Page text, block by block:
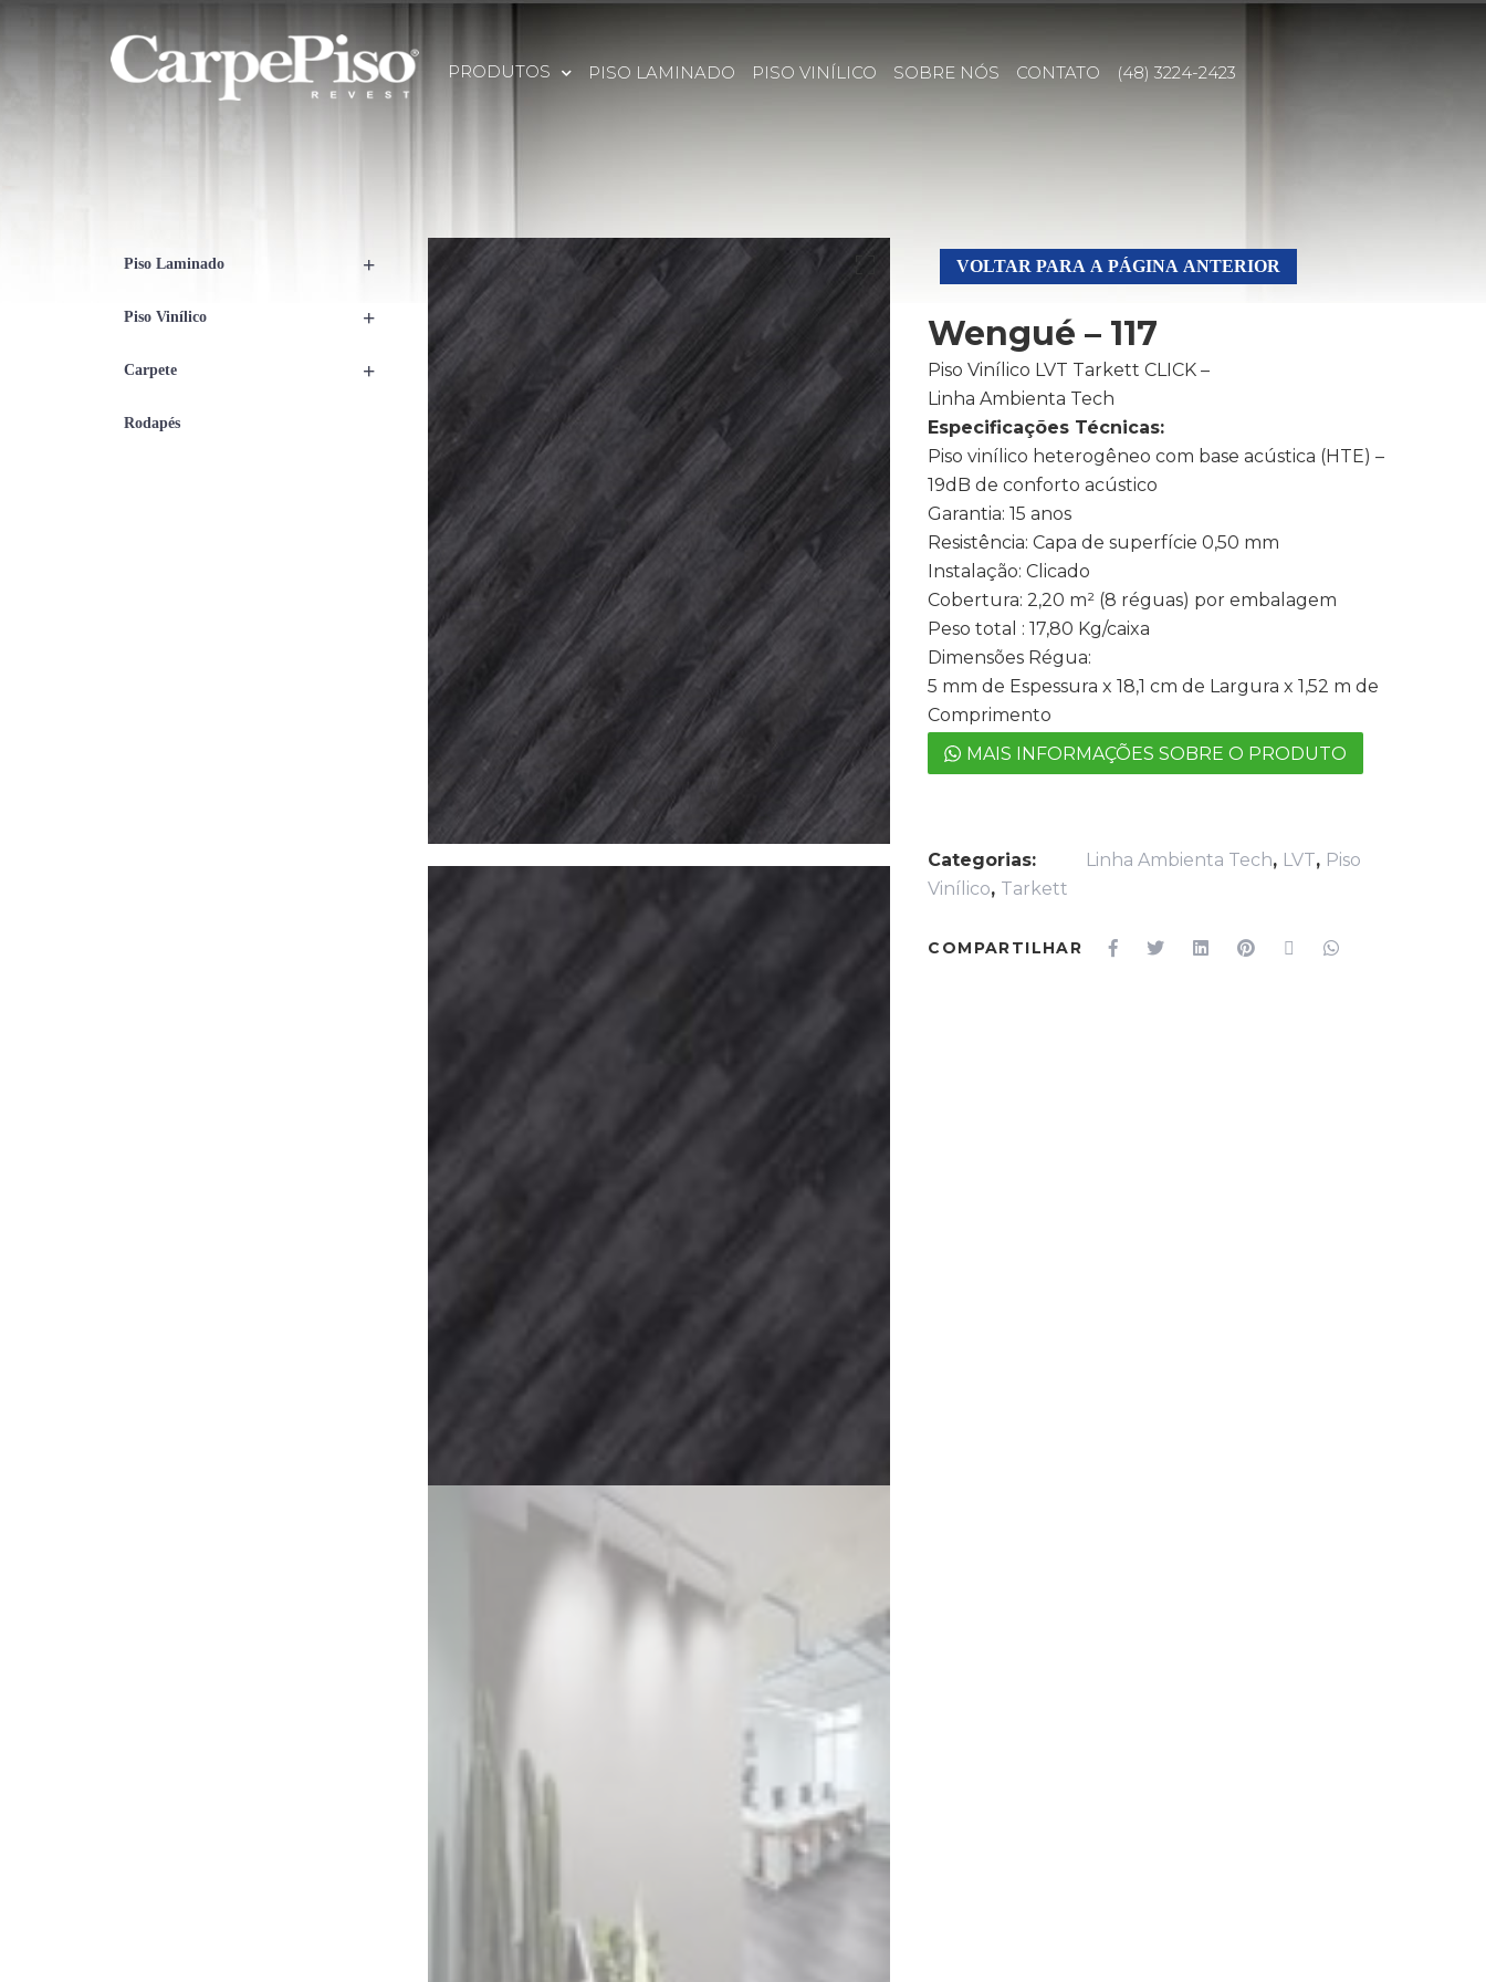
PRODUTOS PISO LAMINADO PISO VINÍLICO SOBRE NÓS CONTATO (48) 3224-2423
VOLTAR PARA A PÁGINA ANTERIOR
Wengué – 117
Piso Vinílico LVT Tarkett CLICK –
Linha Ambienta Tech
Especificações Técnicas:
Piso vinílico heterogêneo com base acústica (HTE) –
19dB de conforto acústico
Garantia: 15 anos
Resistência: Capa de superfície 0,50 mm
Instalação: Clicado
Cobertura: 2,20 m² (8 réguas) por embalagem
Peso total : 17,80 Kg/caixa
Dimensões Régua:
5 mm de Espessura x 18,1 cm de Largura x 1,52 m de
Comprimento
MAIS INFORMAÇÕES SOBRE O PRODUTO
Categorias: Linha Ambienta Tech, LVT, Piso
Vinílico, Tarkett
COMPARTILHAR
+
Piso Laminado
+
Piso Vinílico
+
Carpete
Rodapés